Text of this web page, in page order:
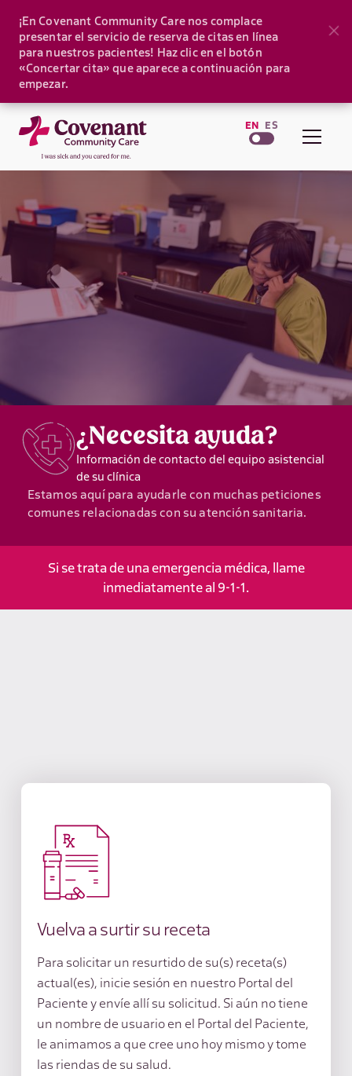
¡En Covenant Community Care nos complace
presentar el servicio de reserva de citas en línea
para nuestros pacientes! Haz clic en el botón
«Concertar cita» que aparece a continuación para
empezar.
EN ES
¿Necesita ayuda?
Información de contacto del equipo asistencial
de su clínica
Estamos aquí para ayudarle con muchas peticiones
comunes relacionadas con su atención sanitaria.
Si se trata de una emergencia médica, llame
inmediatamente al 9-1-1.
Vuelva a surtir su receta
Para solicitar un resurtido de su(s) receta(s)
actual(es), inicie sesión en nuestro Portal del
Paciente y envíe allí su solicitud. Si aún no tiene
un nombre de usuario en el Portal del Paciente,
le animamos a que cree uno hoy mismo y tome
las riendas de su salud.